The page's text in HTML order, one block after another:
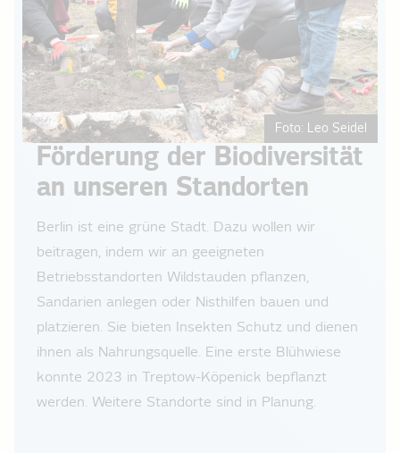
Foto: Leo Seidel
Förderung der Biodiversität
an unseren Standorten
Berlin ist eine grüne Stadt. Dazu wollen wir
beitragen, indem wir an geeigneten
Betriebsstandorten Wildstauden pflanzen,
Sandarien anlegen oder Nisthilfen bauen und
platzieren. Sie bieten Insekten Schutz und dienen
ihnen als Nahrungsquelle. Eine erste Blühwiese
konnte 2023 in Treptow-Köpenick bepflanzt
werden. Weitere Standorte sind in Planung.